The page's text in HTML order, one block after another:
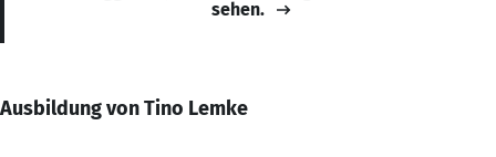
sehen.
Ausbildung von Tino Lemke